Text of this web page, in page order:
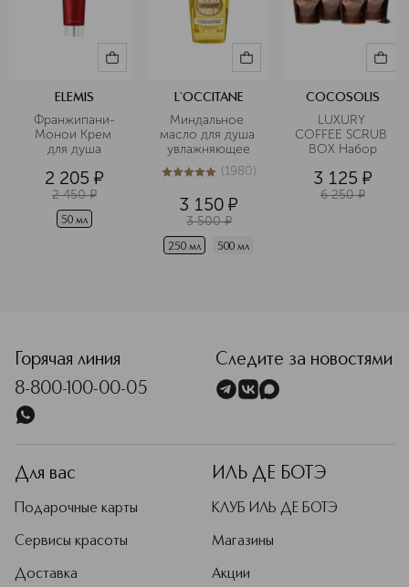
ELEMIS
Франжипани-
Монои Крем
для душа
2 205 ¤
2 450 ¤
50 мл
L`OCCITANE
Миндальное
масло для душа
увлажняющее
5из 51980 (1980)
3 150 ¤
3 500 ¤
250 мл 500 мл
COCOSOLIS
LUXURY
COFFEE SCRUB
BOX Набор
3 125 ¤
6 250 ¤
Горячая линия
8-800-100-00-05
Следите за новостями
Для вас
Подарочные карты
Сервисы красоты
Доставка
ИЛЬ ДЕ БОТЭ
КЛУБ ИЛЬ ДЕ БОТЭ
Магазины
Акции